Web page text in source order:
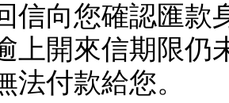
信向您確認匯款
上開來信期限仍
法付款給您。